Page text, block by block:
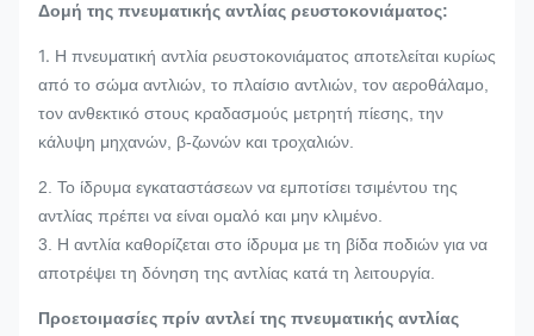
Δομή της πνευματικής αντλίας ρευστοκονιάματος:
1. Η πνευματική αντλία ρευστοκονιάματος αποτελείται κυρίως
από το σώμα αντλιών, το πλαίσιο αντλιών, τον αεροθάλαμο,
τον ανθεκτικό στους κραδασμούς μετρητή πίεσης, την
κάλυψη μηχανών, β-ζωνών και τροχαλιών.
2. Το ίδρυμα εγκαταστάσεων να εμποτίσει τσιμέντου της
αντλίας πρέπει να είναι ομαλό και μην κλιμένο.
3. Η αντλία καθορίζεται στο ίδρυμα με τη βίδα ποδιών για να
αποτρέψει τη δόνηση της αντλίας κατά τη λειτουργία.
Προετοιμασίες πρίν αντλεί της πνευματικής αντλίας